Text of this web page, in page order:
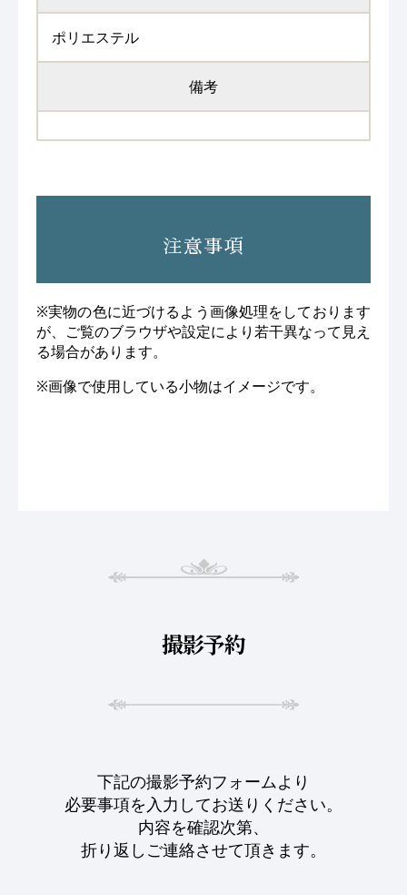
ポリエステル
備考
注意事項
※実物の色に近づけるよう画像処理をしております
が、ご覧のブラウザや設定により若干異なって見え
る場合があります。
※画像で使用している小物はイメージです。
撮影予約
下記の撮影予約フォームより
必要事項を入力してお送りください。
内容を確認次第、
折り返しご連絡させて頂きます。